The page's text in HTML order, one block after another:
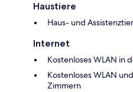
Haustiere
Haus- und
Internet
Kostenloses WLAN in
Kostenloses WLAN
Zimmern